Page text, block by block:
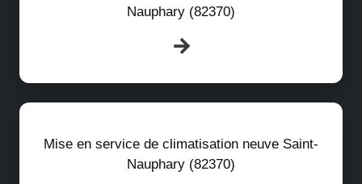
Nauphary (82370)
Mise en service de climatisation neuve Saint-
Nauphary (82370)